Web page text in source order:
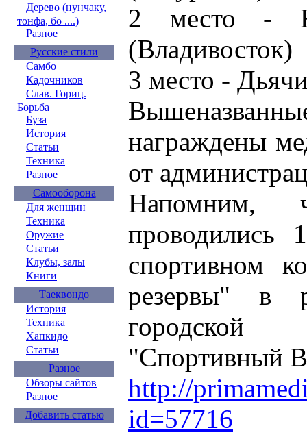
Дерево (нунчаку,
тонфа, бо ....)
Разное
Русские стили
Самбо
Кадочников
Слав. Гориц.
Борьба
Буза
История
Статьи
Техника
Разное
Самооборона
Для женщин
Техника
Оружие
Статьи
Клубы, залы
Книги
Таеквондо
История
Техника
Хапкидо
Статьи
Разное
Обзоры сайтов
Разное
Добавить статью
2 место -
(Владивосток)
3 место -
награждены
от
Напомним,
спортивном
резервы" в
"Спортивный
http://
id=57716